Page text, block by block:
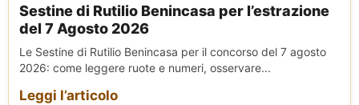
Sestine di Rutilio Benincasa per l’estrazione
del 7 Agosto 2026
Le Sestine di Rutilio Benincasa per il concorso del 7 agosto
2026: come leggere ruote e numeri, osservare...
Leggi l’articolo